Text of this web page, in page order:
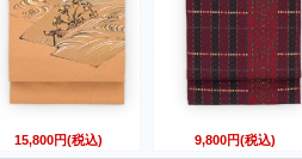
15,800円(税込) 9,800円(税込)